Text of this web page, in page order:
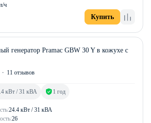
ч
Купить
генератор Pramac GBW 30 Y в кожухе с
11 отзывов
24.4 кВт / 31 кВА
26
кВт / 31 кВА 1 год